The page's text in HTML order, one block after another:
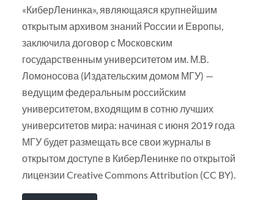
«КиберЛенинка», являющаяся крупнейшим
открытым архивом знаний России и Европы,
заключила договор с Московским
государственным университетом им. М.В.
Ломоносова (Издательским домом МГУ) —
ведущим федеральным российским
университетом, входящим в сотню лучших
университетов мира: начиная с июня 2019 года
МГУ будет размещать все свои журналы в
открытом доступе в КиберЛенинке по открытой
лицензии Creative Commons Attribution (CC BY).